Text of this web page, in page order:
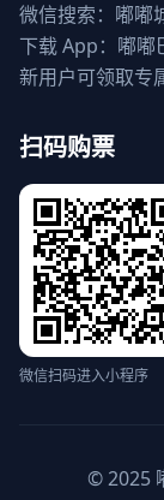
微信搜索：嘟嘟
下载 App：嘟嘟
新用户可领取专
扫码购票
微信扫码进入小程序
© 2025